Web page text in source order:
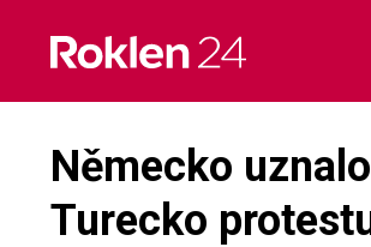
content
Německo
Turecko